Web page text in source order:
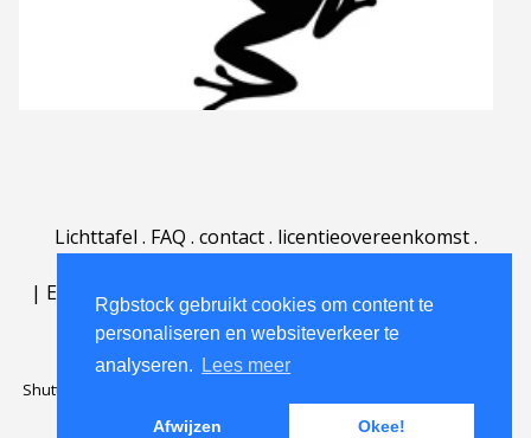
Rgbstock gebruikt cookies om content te
personaliseren en websiteverkeer te
analyseren.
Lees meer
Afwijzen Okee!
Lichttafel . FAQ . contact. licentieovereenkomst.
| English | Deutsch Español | Português
Nederlands|
Shutterstock official partner of Rgbstock
Rgbstock